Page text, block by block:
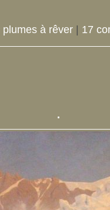
plumes à rêver 17
.